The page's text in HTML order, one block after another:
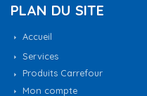
PLAN DU SITE
Accueil
Services
Produits Carrefour
Mon compte